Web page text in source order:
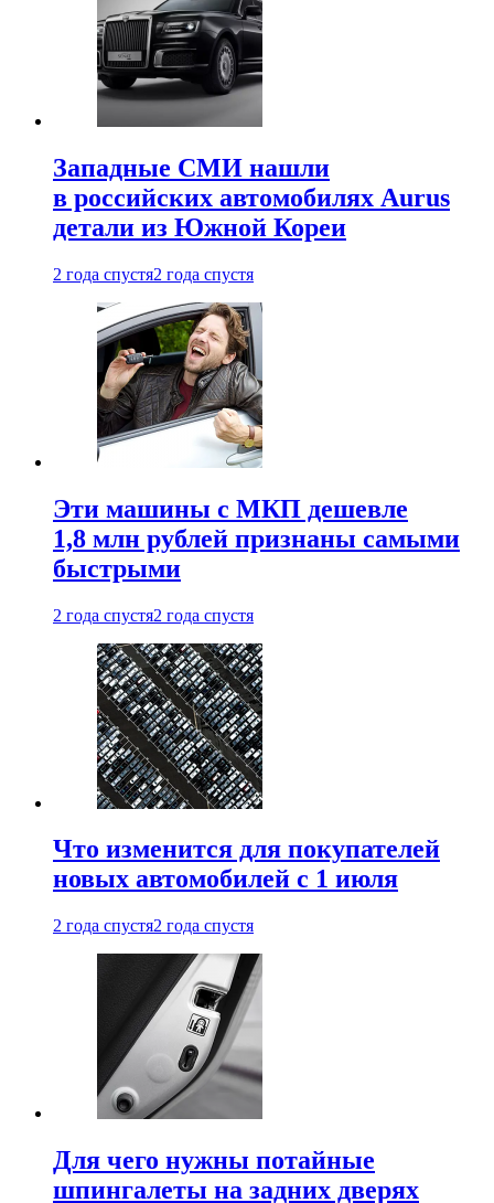
Западные СМИ нашли
в российских автомобилях Aurus
детали из Южной Кореи
2 года спустя2 года спустя
Эти машины с МКП дешевле
1,8 млн рублей признаны самыми
быстрыми
2 года спустя2 года спустя
Что изменится для покупателей
новых автомобилей с 1 июля
2 года спустя2 года спустя
Для чего нужны потайные
шпингалеты на задних дверях